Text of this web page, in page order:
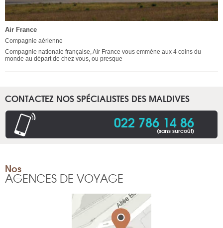
Air France
Compagnie aérienne
Compagnie nationale française, Air France vous emmène aux 4 coins du
monde au départ de chez vous, ou presque
CONTACTEZ NOS SPÉCIALISTES DES MALDIVES
022 786 14 86
(sans surcoût)
Nos
AGENCES DE VOYAGE